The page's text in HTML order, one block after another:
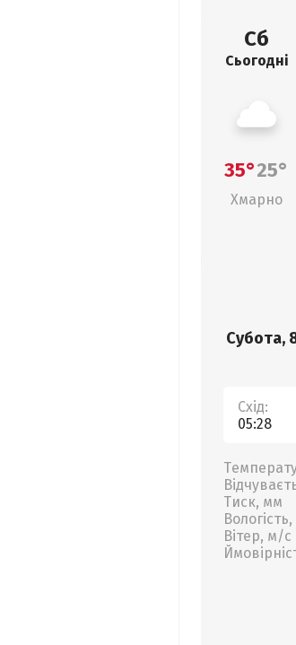
Сб
Сьогодні
35°25°
Хмарно
Субота,
Схід:
05:28
Тиск, мм
Вологість,
Вітер, м/с